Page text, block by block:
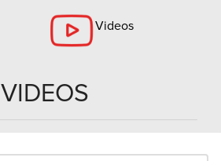
Videos
VIDEOS